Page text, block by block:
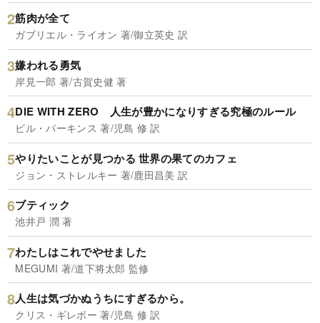
筋肉が全て
ガブリエル・ライオン 著/御立英史 訳
嫌われる勇気
岸見一郎 著/古賀史健 著
DIE WITH ZERO 人生が豊かになりすぎる究極のルール
ビル・パーキンス 著/児島 修 訳
やりたいことが見つかる 世界の果てのカフェ
ジョン・ストレルキー 著/鹿田昌美 訳
ブティック
池井戸 潤 著
わたしはこれでやせました
MEGUMI 著/道下将太郎 監修
人生は気づかぬうちにすぎるから。
クリス・ギレボー 著/児島 修 訳